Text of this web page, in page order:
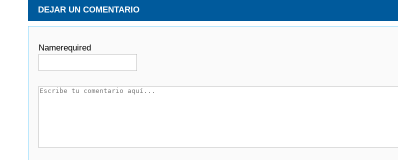
DEJAR UN COMENTARIO
Namerequired